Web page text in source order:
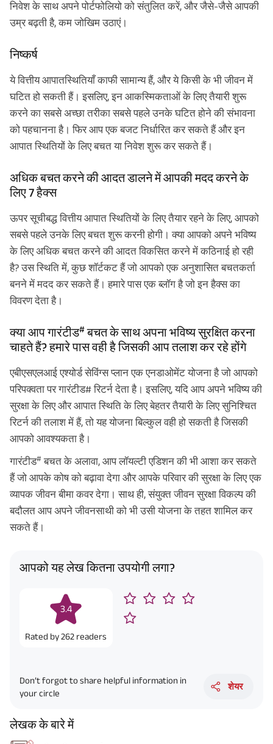
निवेश के साथ अपने पोर्टफोलियो को संतुलित करें, और जैसे-जैसे आपकी
उम्र बढ़ती है, कम जोखिम उठाएं।
निष्कर्ष
ये वित्तीय आपातस्थितियाँ काफी सामान्य हैं, और ये किसी के भी जीवन में
घटित हो सकती हैं। इसलिए, इन आकस्मिकताओं के लिए तैयारी शुरू
करने का सबसे अच्छा तरीका सबसे पहले उनके घटित होने की संभावना
को पहचानना है। फिर आप एक बजट निर्धारित कर सकते हैं और इन
आपात स्थितियों के लिए बचत या निवेश शुरू कर सकते हैं।
अधिक बचत करने की आदत डालने में आपकी मदद करने के
लिए 7 हैक्स
ऊपर सूचीबद्ध वित्तीय आपात स्थितियों के लिए तैयार रहने के लिए, आपको
सबसे पहले उनके लिए बचत शुरू करनी होगी। क्या आपको अपने भविष्य
के लिए अधिक बचत करने की आदत विकसित करने में कठिनाई हो रही
है? उस स्थिति में, कुछ शॉर्टकट हैं जो आपको एक अनुशासित बचतकर्ता
बनने में मदद कर सकते हैं। हमारे पास एक ब्लॉग है जो इन हैक्स का
विवरण देता है।
क्या आप गारंटीड#बचत के साथ अपना भविष्य सुरक्षित करना
चाहते हैं? हमारे पास वही है जिसकी आप तलाश कर रहे होंगे
एबीएसएलआई एश्योर्ड सेविंग्स प्लान एक एनडाओमेंट योजना है जो आपको
परिपक्वता पर गारंटीड# रिटर्न देता है। इसलिए, यदि आप अपने भविष्य की
सुरक्षा के लिए और आपात स्थिति के लिए बेहतर तैयारी के लिए सुनिश्चित
रिटर्न की तलाश में हैं, तो यह योजना बिल्कुल वही हो सकती है जिसकी
आपको आवश्यकता है।
गारंटीड# बचत के अलावा, आप लॉयल्टी एडिशन की भी आशा कर सकते
हैं जो आपके कोष को बढ़ावा देगा और आपके परिवार की सुरक्षा के लिए एक
व्यापक जीवन बीमा कवर देगा। साथ ही, संयुक्त जीवन सुरक्षा विकल्प की
बदौलत आप अपने जीवनसाथी को भी उसी योजना के तहत शामिल कर
सकते हैं।
आपको यह लेख कितना उपयोगी लगा?
3.4
Rated by262 readers
Don’t forgot to share helpful information in
your circle
शेयर
लेखक के बारे में